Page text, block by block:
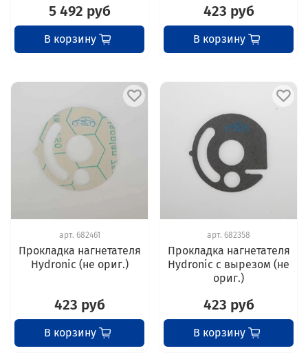
5 492 руб
В корзину
423 руб
В корзину
арт. 682461
Прокладка нагнетателя
Hydronic (не ориг.)
423 руб
В корзину
арт. 682358
Прокладка нагнетателя
Hydronic с вырезом (не
ориг.)
423 руб
В корзину